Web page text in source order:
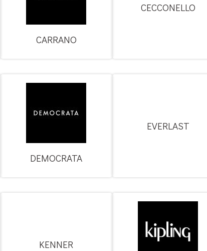
CARRANO
CECCONELLO
DEMOCRATA
EVERLAST
KENNER